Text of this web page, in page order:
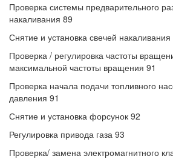
Проверка системы предварительного
накаливания 89
Снятие и установка свечей накаливания
Проверка / регулировка частоты
максимальной частоты вращения 91
Проверка начала подачи топливного
давления 91
Снятие и установка форсунок 92
Регулировка привода газа 93
Проверка/ замена электромагнитного